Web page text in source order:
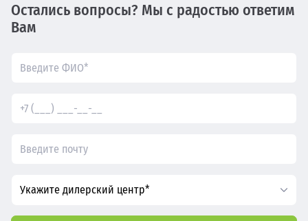
Остались вопросы? Мы с радостью ответим
Вам
Укажите дилерский центр*